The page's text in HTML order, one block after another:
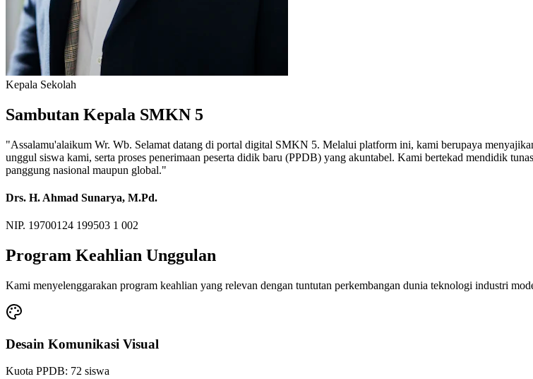
Kepala Sekolah
Sambutan Kepala SMKN 5
"Assalamu'alaikum Wr. Wb. Selamat datang di portal digital SMKN 5. Melalui platform ini, kami berupaya
unggul siswa kami, serta proses penerimaan peserta didik baru (PPDB) yang akuntabel. Kami bertekad mendidik
panggung nasional maupun global."
Drs. H. Ahmad Sunarya, M.Pd.
NIP. 19700124 199503 1 002
Program Keahlian Unggulan
Kami menyelenggarakan program keahlian yang relevan dengan tuntutan perkembangan dunia teknologi industri
Desain Komunikasi Visual
Kuota PPDB: 72 siswa